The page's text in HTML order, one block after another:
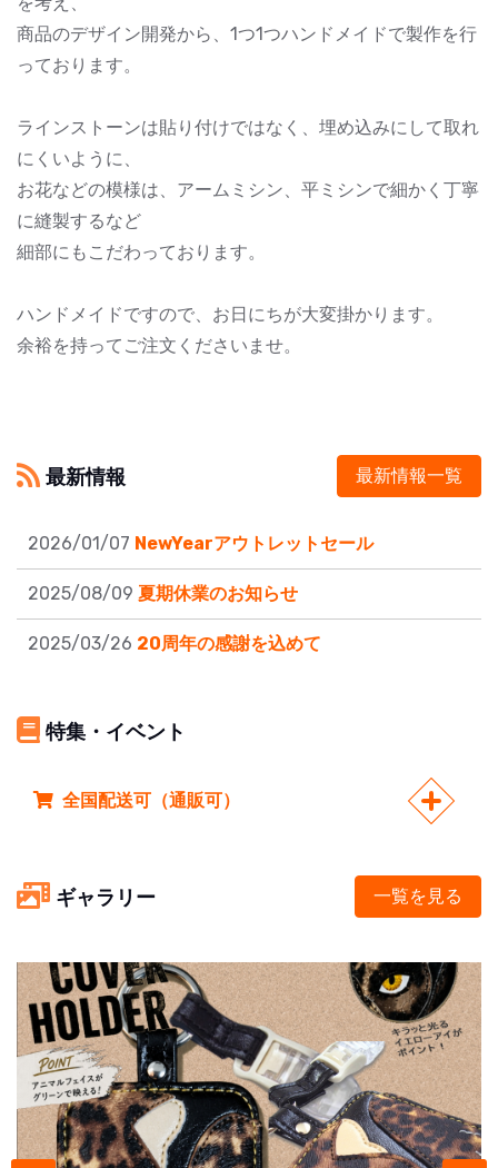
商品のデザイン開発から、1つ1つハンドメイドで製作を行
っております。
ラインストーンは貼り付けではなく、埋め込みにして取れ
にくいように、
お花などの模様は、アームミシン、平ミシンで細かく丁寧
に縫製するなど
細部にもこだわっております。
ハンドメイドですので、お日にちが大変掛かります。
余裕を持ってご注文くださいませ。
最新情報 最新情報一覧
2026/01/07 NewYearアウトレットセール
2025/08/09 夏期休業のお知らせ
2025/03/26 20周年の感謝を込めて
特集・イベント
全国配送可（通販可）
ギャラリー 一覧を見る